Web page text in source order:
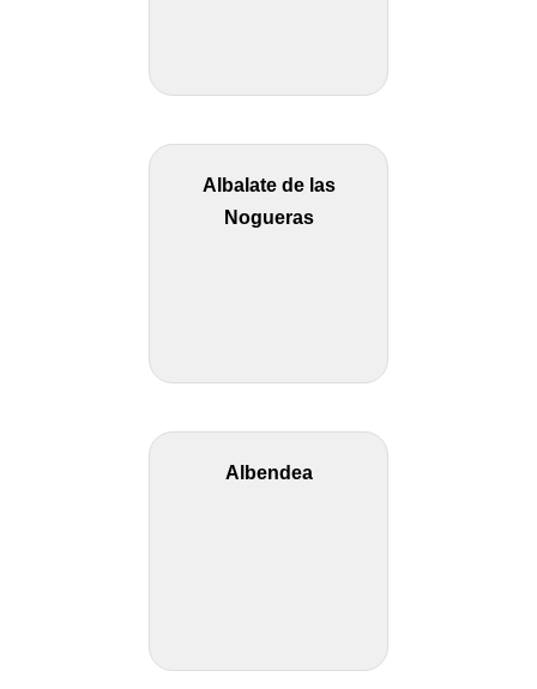
Albalate de las
Nogueras
Albendea